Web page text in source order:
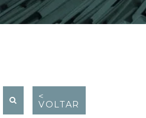
<
VOLTAR